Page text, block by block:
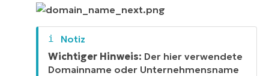
Wichtiger Hinweis: Der hier verwendete
Domainname oder Unternehmensname